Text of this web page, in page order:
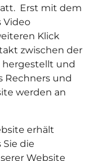
Erst mit dem
Video
Klick
zwischen der
hergestellt und
Rechners und
werden an
erhält
Sie die
Website